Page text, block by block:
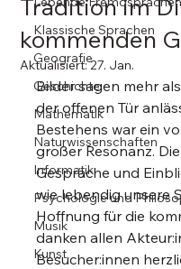
Klassische Sprachen
Geografie
Geschichte
Mathematik
Naturwissenschaften
Informatik
Psychologie und
Musik
Kunst
Tradition im
kommenden
Aktualisiert:27. Jan.
Bilder sagen mehr
der offenen Tür
Bestehens war ein
großer Resonanz.
Gespräche und
wie lebendig unsere
Hoffnung für die
danken allen
Besucher:innen